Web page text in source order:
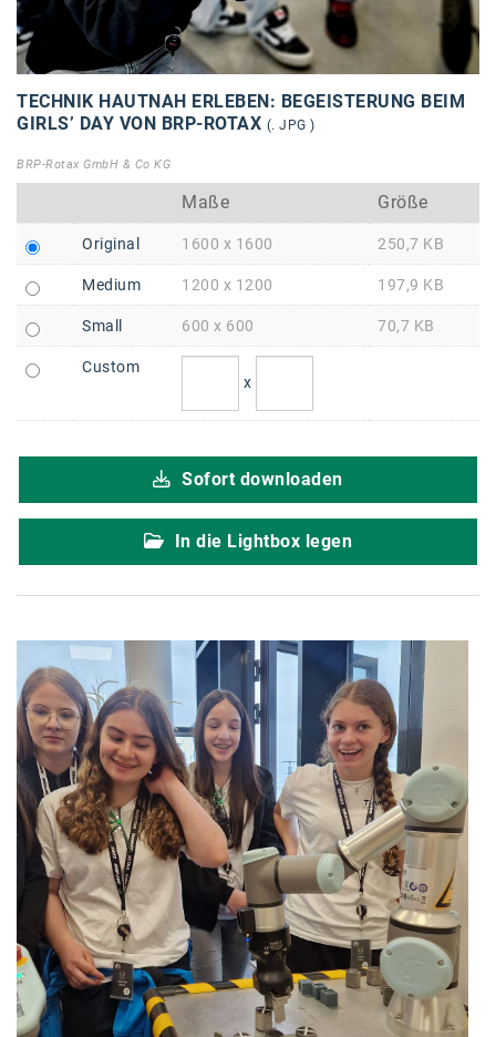
Brandl Talos
Braun
BRP-Rotax
Calle Libre
DDB Wien
Enkeltaugliches Österreich
Gillette Venus
Helvetia Österreich
Kinderwunschzentrum
Kostenwahrheit
Kyndryl
LWND
Mastercard
NEOH
Nespresso
Neudoerfler
OBI
TECHNIK HAUTNAH ERLEBEN: BEGEISTERUNG BEIM
GIRLS’ DAY VON BRP-ROTAX (. JPG )
BRP-Rotax GmbH & Co KG
Maße Größe
Original 1600 x 1600 250,7 KB
Medium 1200 x 1200 197,9 KB
Small 600 x 600 70,7 KB
Custom
x
Sofort downloaden
In die Lightbox legen